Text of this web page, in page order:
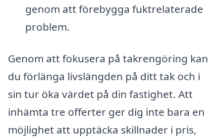
genom att förebygga fuktrelaterade
problem.
Genom att fokusera på takrengöring kan
du förlänga livslängden på ditt tak och i
sin tur öka värdet på din fastighet. Att
inhämta tre offerter ger dig inte bara en
möjlighet att upptäcka skillnader i pris,